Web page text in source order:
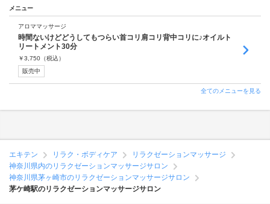
メニュー
アロママッサージ
時間ないけどどうしてもつらい首コリ肩コリ背中コリに♪オイルト
リートメント30分
￥3,750 （税込）
販売中
全てのメニューを見る
エキテン リラク・ボディケア
リラクゼーションマッサージ
神奈川県内のリラクゼーションマッサージサロン
神奈川県茅ヶ崎市のリラクゼーションマッサージサロン
茅ケ崎駅のリラクゼーションマッサージサロン